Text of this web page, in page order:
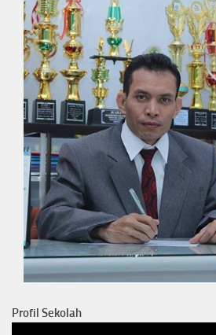
Profil Sekolah